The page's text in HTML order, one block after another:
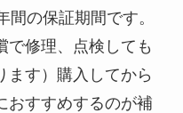
の保証期間です。
で修理、点検しても
ます）購入してから
おすすめするのが補